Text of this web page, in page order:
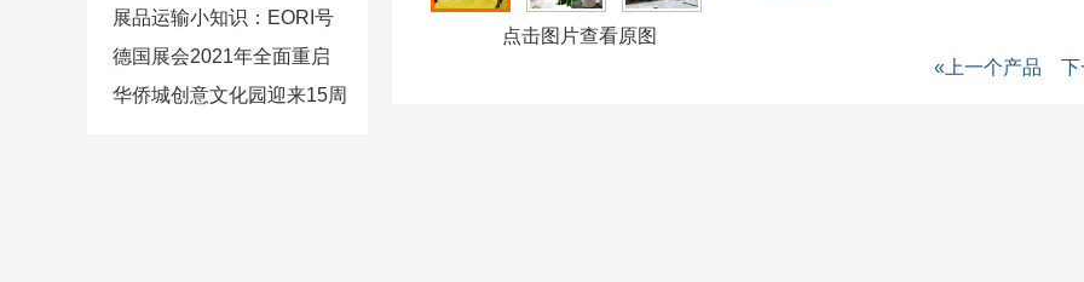
率、高水准、高质量的服
务，是我们一贯遵循的服
施“冀货出海”拓市场行动
展品运输小知识：EORI号
和VAT的区别在哪？
德国展会2021年全面重启
企业参展注意事项
华侨城创意文化园迎来15周
点击图片查看原图
«上一个产品 下